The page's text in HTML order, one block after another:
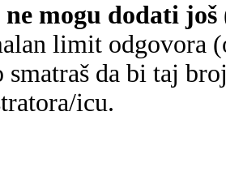
ne mogu dodati
limit odgovora
da bi taj
icu.